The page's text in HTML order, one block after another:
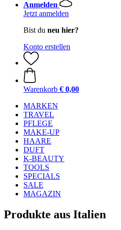
Anmelden
Jetzt anmelden
Bist du neu hier?
Konto erstellen
Warenkorb € 0,00
MARKEN
TRAVEL
PFLEGE
MAKE-UP
HAARE
DUFT
K-BEAUTY
TOOLS
SPECIALS
SALE
MAGAZIN
Produkte aus Italien